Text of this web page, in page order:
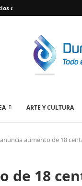
de Plomería Confiables
ARTE Y CULTURA
aumento de 18
de 18